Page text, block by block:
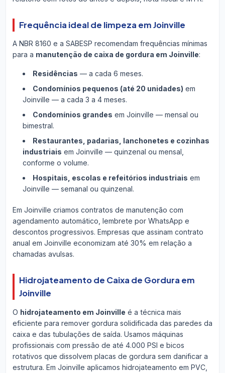
Frequência ideal de limpeza em Joinville
A NBR 8160 e a SABESP recomendam frequências mínimas
para a manutenção de caixa de gordura em Joinville:
Residências — a cada 6 meses.
Condomínios pequenos (até 20 unidades) em
Joinville — a cada 3 a 4 meses.
Condomínios grandes em Joinville — mensal ou
bimestral.
Restaurantes, padarias, lanchonetes e cozinhas
industriais em Joinville — quinzenal ou mensal,
conforme o volume.
Hospitais, escolas e refeitórios industriais em
Joinville — semanal ou quinzenal.
Em Joinville criamos contratos de manutenção com
agendamento automático, lembrete por WhatsApp e
descontos progressivos. Empresas que assinam contrato
anual em Joinville economizam até 30% em relação a
chamadas avulsas.
Hidrojateamento de Caixa de Gordura em
Joinville
O hidrojateamento em Joinville é a técnica mais
eficiente para remover gordura solidificada das paredes da
caixa e das tubulações de saída. Usamos máquinas
profissionais com pressão de até 4.000 PSI e bicos
rotativos que dissolvem placas de gordura sem danificar a
estrutura. Em Joinville aplicamos hidrojateamento em PVC,